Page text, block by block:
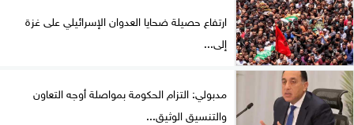
ارتفاع حصيلة ضحايا العدوان الإسرائيلي على غزة
إلى...
مدبولي: التزام الحكومة بمواصلة أوجه التعاون
والتنسيق الوثيق...